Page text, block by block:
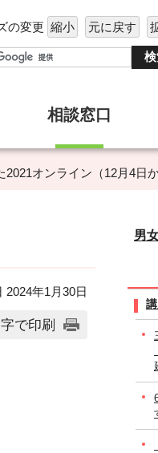
の変更 縮小 元に戻す
相談窓口
オンライン（12月4日か
年1月30日
で印刷
男